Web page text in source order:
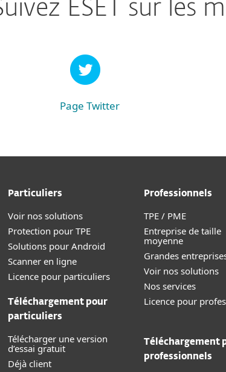
ESET sur les
Page Twitter
Particuliers
Voir nos solutions
Protection pour TPE
Solutions pour Android
Scanner en ligne
Licence pour particuliers
Téléchargement pour
particuliers
Télécharger une version
d’essai gratuit
Déjà client
Professionnels
TPE / PME
Entreprise de taille
moyenne
Grandes
Voir nos solutions
Nos services
Licence pour
Téléchargement
professionnels